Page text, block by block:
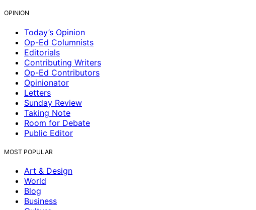
OPINION
Today’s Opinion
Op-Ed Columnists
Editorials
Contributing Writers
Op-Ed Contributors
Opinionator
Letters
Sunday Review
Taking Note
Room for Debate
Public Editor
MOST POPULAR
Art & Design
World
Blog
Business